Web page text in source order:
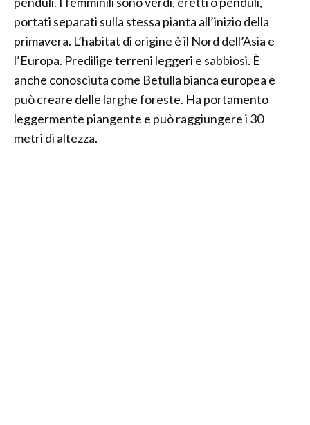
portati separati sulla stessa pianta all’inizio della
primavera. L’habitat di origine è il Nord dell’Asia e
l’Europa. Predilige terreni leggeri e sabbiosi. È
anche conosciuta come Betulla bianca europea e
può creare delle larghe foreste. Ha portamento
leggermente piangente e può raggiungere i 30
metri di altezza.